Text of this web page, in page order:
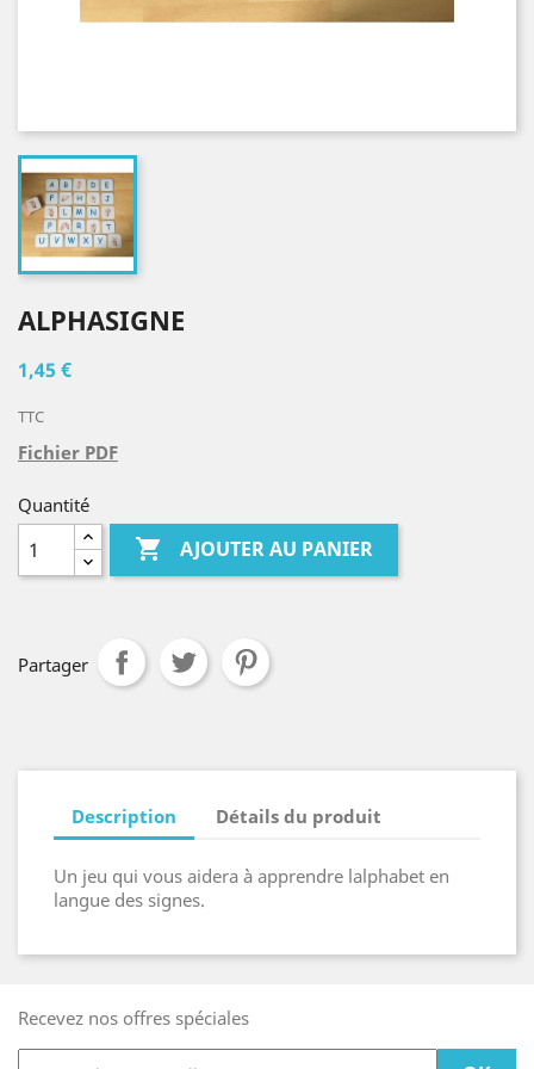
ALPHASIGNE
1,45 €
TTC
Fichier PDF
Quantité
 AJOUTER AU PANIER
Partager
Description Détails du produit
Un jeu qui vous aidera à apprendre lalphabet en
langue des signes.
Recevez nos offres spéciales